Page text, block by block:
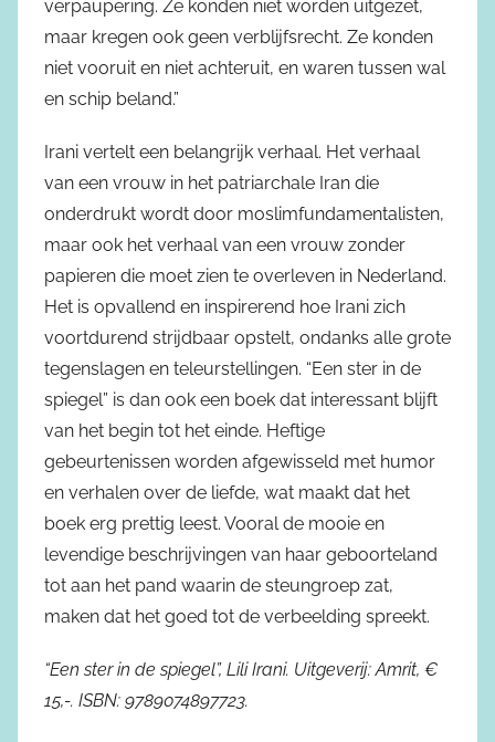
verpaupering. Ze konden niet worden uitgezet,
maar kregen ook geen verblijfsrecht. Ze konden
niet vooruit en niet achteruit, en waren tussen wal
en schip beland.”
Irani vertelt een belangrijk verhaal. Het verhaal
van een vrouw in het patriarchale Iran die
onderdrukt wordt door moslimfundamentalisten,
maar ook het verhaal van een vrouw zonder
papieren die moet zien te overleven in Nederland.
Het is opvallend en inspirerend hoe Irani zich
voortdurend strijdbaar opstelt, ondanks alle grote
tegenslagen en teleurstellingen. “Een ster in de
spiegel” is dan ook een boek dat interessant blijft
van het begin tot het einde. Heftige
gebeurtenissen worden afgewisseld met humor
en verhalen over de liefde, wat maakt dat het
boek erg prettig leest. Vooral de mooie en
levendige beschrijvingen van haar geboorteland
tot aan het pand waarin de steungroep zat,
maken dat het goed tot de verbeelding spreekt.
“Een ster in de spiegel”, Lili Irani. Uitgeverij: Amrit, €
15,-. ISBN: 9789074897723.